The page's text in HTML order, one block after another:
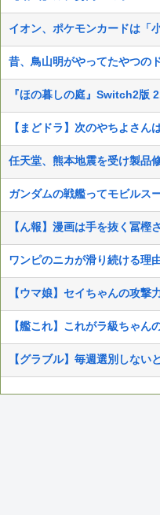
昔、鳥山明がやってたやつの
『ほの暮しの庭』Switch2版
【まどドラ】次のやちよさん
ガンダムの戦艦ってモビルス
ワンピのニカが滑り続ける理
【ウマ娘】セイちゃんの攻撃
【艦これ】これがラ級ちゃん